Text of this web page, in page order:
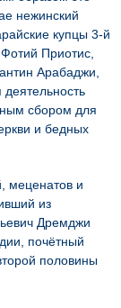
нежинский
купцы 3-й
Приотис,
Арабаджи,
сбором для
и бедных
меценатов и
из
Дремджи
почётный
половины